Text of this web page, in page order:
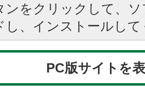
ンをクリックして、
し、インストールし
PC版サイトを